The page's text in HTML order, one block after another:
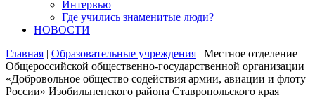
Интервью
Где учились знаменитые люди?
НОВОСТИ
Главная | Образовательные учреждения | Местное отделение
Общероссийской общественно-государственной организации
«Добровольное общество содействия армии, авиации и флоту
России» Изобильненского района Ставропольского края